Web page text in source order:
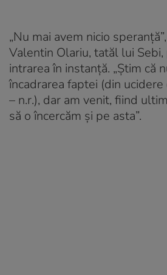
„Nu mai avem nicio
Valentin Olariu, tatăl lui
intrarea în instanţă. „Ştim că
încadrarea faptei (din
– n.r.), dar am venit, fiind
să o încercăm şi pe asta”.